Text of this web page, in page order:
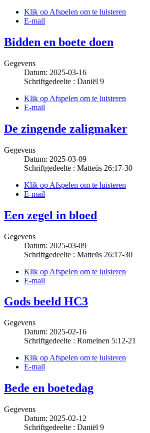
Klik op Afspelen om te luisteren
E-mail
Bidden en boete doen
Gegevens
Datum: 2025-03-16
Schriftgedeelte : Daniël 9
Klik op Afspelen om te luisteren
E-mail
De zingende zaligmaker
Gegevens
Datum: 2025-03-09
Schriftgedeelte : Matteüs 26:17-30
Klik op Afspelen om te luisteren
E-mail
Een zegel in bloed
Gegevens
Datum: 2025-03-09
Schriftgedeelte : Matteüs 26:17-30
Klik op Afspelen om te luisteren
E-mail
Gods beeld HC3
Gegevens
Datum: 2025-02-16
Schriftgedeelte : Romeinen 5:12-21
Klik op Afspelen om te luisteren
E-mail
Bede en boetedag
Gegevens
Datum: 2025-02-12
Schriftgedeelte : Daniël 9